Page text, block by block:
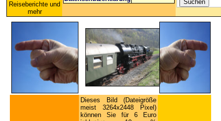
Reiseberichte und
mehr
Dieses Bild (Dateigröße
meist 3264x2448 Pixel)
können Sie für 6 Euro